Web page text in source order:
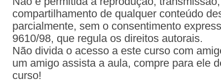
compartilhamento de qualquer conteúdo
parcialmente, sem o consentimento
9610/98, que regula os direitos autorais.
Não divida o acesso a este curso com
um amigo assista a aula, compre para ele
curso!